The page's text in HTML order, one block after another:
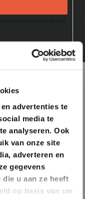
advertenties te
media te
analyseren. Ook
van onze site
adverteren en
gegevens
u aan ze heeft
op basis van uw